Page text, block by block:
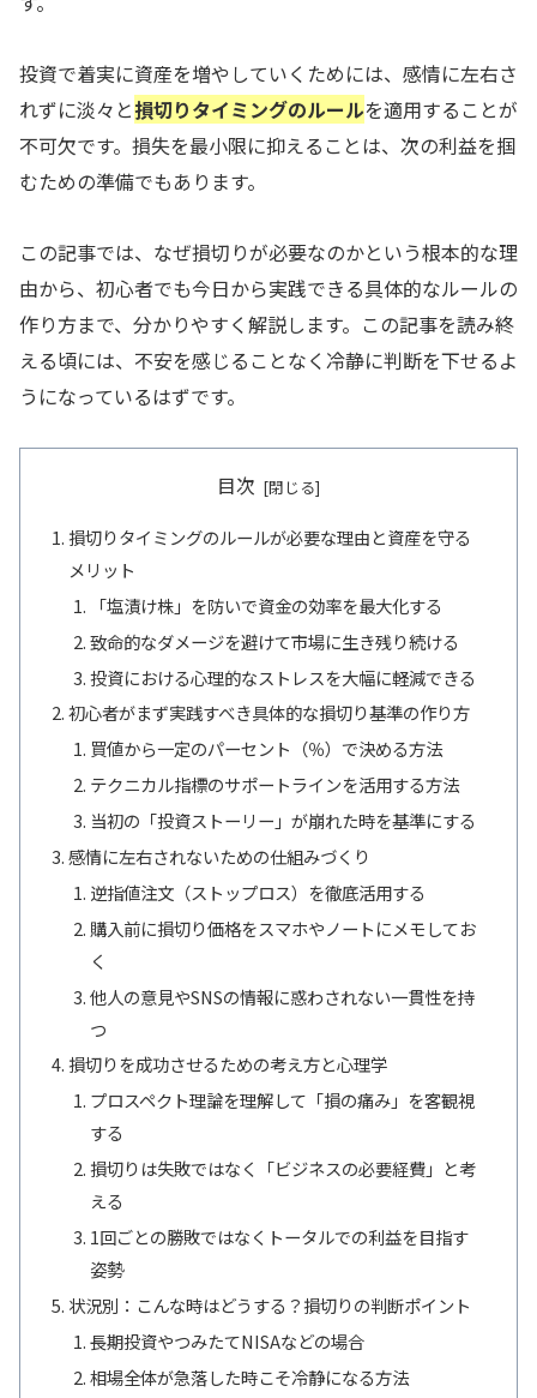
投資で着実に資産を増やしていくためには、感情に左右さ
れずに淡々と損切りタイミングのルールを適用することが
不可欠です。損失を最小限に抑えることは、次の利益を掴
むための準備でもあります。
この記事では、なぜ損切りが必要なのかという根本的な理
由から、初心者でも今日から実践できる具体的なルールの
作り方まで、分かりやすく解説します。この記事を読み終
える頃には、不安を感じることなく冷静に判断を下せるよ
うになっているはずです。
目次
損切りタイミングのルールが必要な理由と資産を守る
メリット
「塩漬け株」を防いで資金の効率を最大化する
致命的なダメージを避けて市場に生き残り続ける
投資における心理的なストレスを大幅に軽減できる
初心者がまず実践すべき具体的な損切り基準の作り方
買値から一定のパーセント（％）で決める方法
テクニカル指標のサポートラインを活用する方法
当初の「投資ストーリー」が崩れた時を基準にする
感情に左右されないための仕組みづくり
逆指値注文（ストップロス）を徹底活用する
購入前に損切り価格をスマホやノートにメモしてお
く
他人の意見やSNSの情報に惑わされない一貫性を持
つ
損切りを成功させるための考え方と心理学
プロスペクト理論を理解して「損の痛み」を客観視
する
損切りは失敗ではなく「ビジネスの必要経費」と考
える
1回ごとの勝敗ではなくトータルでの利益を目指す
姿勢
状況別：こんな時はどうする？損切りの判断ポイント
長期投資やつみたてNISAなどの場合
相場全体が急落した時こそ冷静になる方法